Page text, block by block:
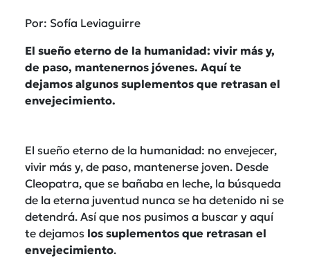
Por: Sofía Leviaguirre
El sueño eterno de la humanidad: vivir más y,
de paso, mantenernos jóvenes. Aquí te
dejamos algunos suplementos que retrasan el
envejecimiento.
El sueño eterno de la humanidad: no envejecer,
vivir más y, de paso, mantenerse joven. Desde
Cleopatra, que se bañaba en leche, la búsqueda
de la eterna juventud nunca se ha detenido ni se
detendrá. Así que nos pusimos a buscar y aquí
te dejamos los suplementos que retrasan el
envejecimiento.